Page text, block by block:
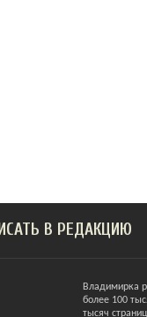
В РЕДАКЦИЮ
Владимирка
более 100
тысяч